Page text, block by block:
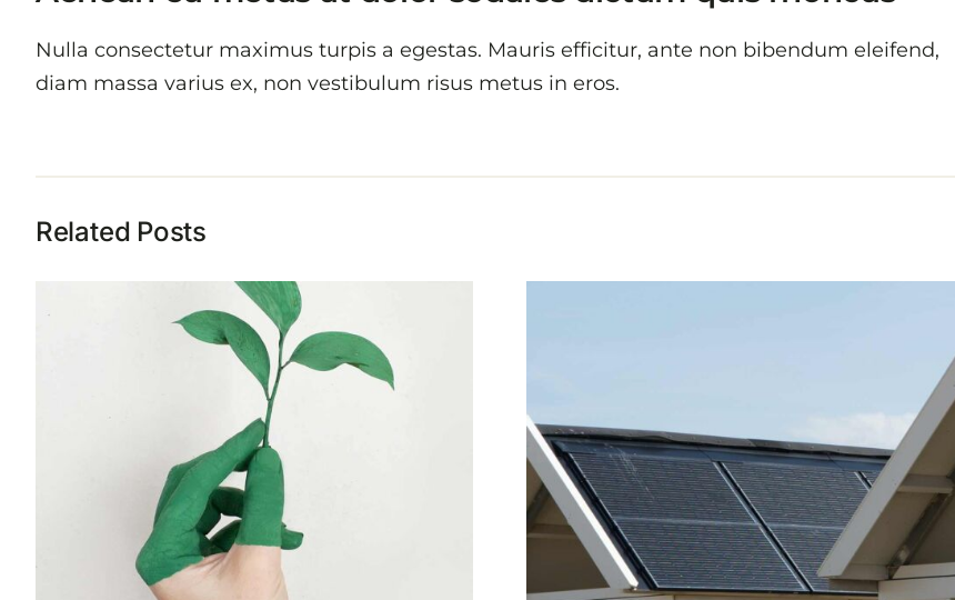
Nulla consectetur maximus turpis a egestas. Mauris efficitur, ante non bibendum eleifend,
diam massa varius ex, non vestibulum risus metus in eros.
Related Posts